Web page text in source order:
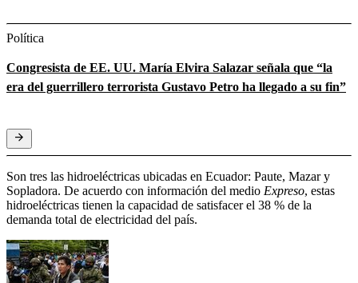
Política
Congresista de EE. UU. María Elvira Salazar señala que “la
era del guerrillero terrorista Gustavo Petro ha llegado a su fin”
Son tres las hidroeléctricas ubicadas en Ecuador: Paute, Mazar y
Sopladora. De acuerdo con información del medio Expreso, estas
hidroeléctricas tienen la capacidad de satisfacer el 38 % de la
demanda total de electricidad del país.